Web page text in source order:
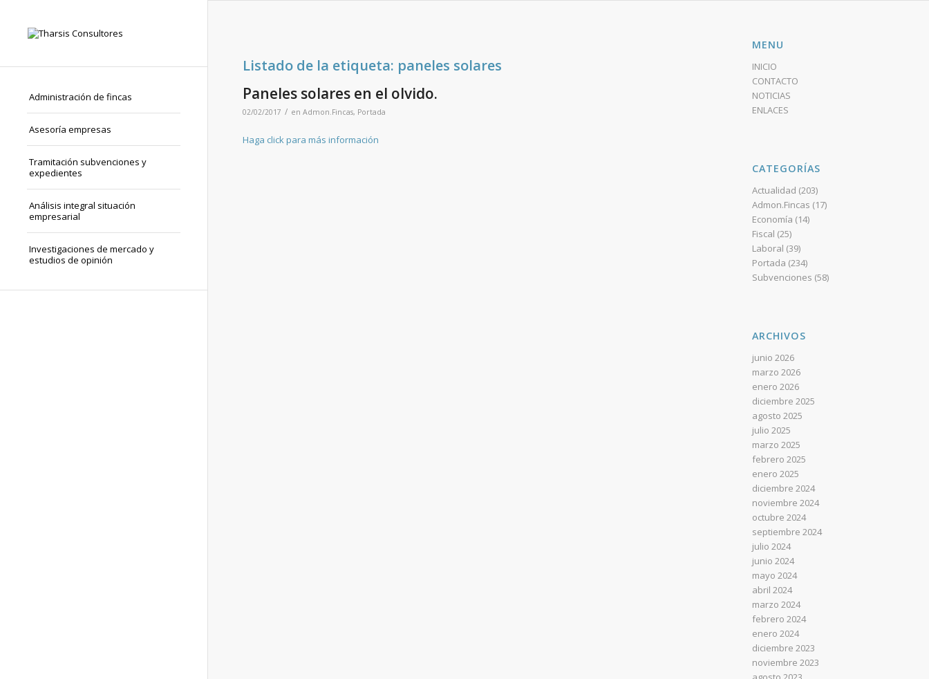
Administración de fincas
Asesoría empresas
Tramitación subvenciones y
expedientes
Análisis integral situación
empresarial
Investigaciones de mercado y
estudios de opinión
Listado de la etiqueta: paneles solares
Paneles solares en el olvido.
02/02/2017 / en Admon.Fincas, Portada
Haga click para más información
MENU
INICIO
CONTACTO
NOTICIAS
ENLACES
CATEGORÍAS
Actualidad (203)
Admon.Fincas (17)
Economía (14)
Fiscal (25)
Laboral (39)
Portada (234)
Subvenciones (58)
ARCHIVOS
junio 2026
marzo 2026
enero 2026
diciembre 2025
agosto 2025
julio 2025
marzo 2025
febrero 2025
enero 2025
diciembre 2024
noviembre 2024
octubre 2024
septiembre 2024
julio 2024
junio 2024
mayo 2024
abril 2024
marzo 2024
febrero 2024
enero 2024
diciembre 2023
noviembre 2023